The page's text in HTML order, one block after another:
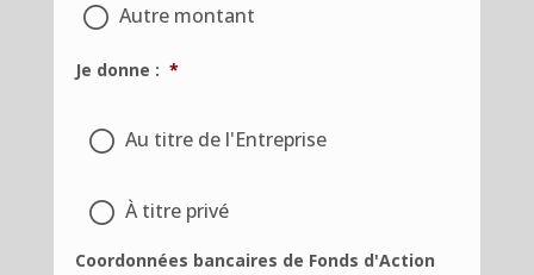
Autre montant
Je donne : *
Au titre de l'Entreprise
À titre privé
Coordonnées bancaires de Fonds d'Action